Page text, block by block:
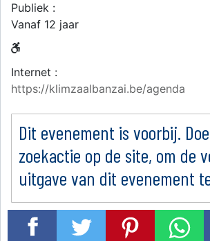
Publiek :
Vanaf 12 jaar
Internet :
https://klimzaalbanzai.be/agenda
Dit evenement is voorbij.
zoekactie op de site, om de
uitgave van dit evenement